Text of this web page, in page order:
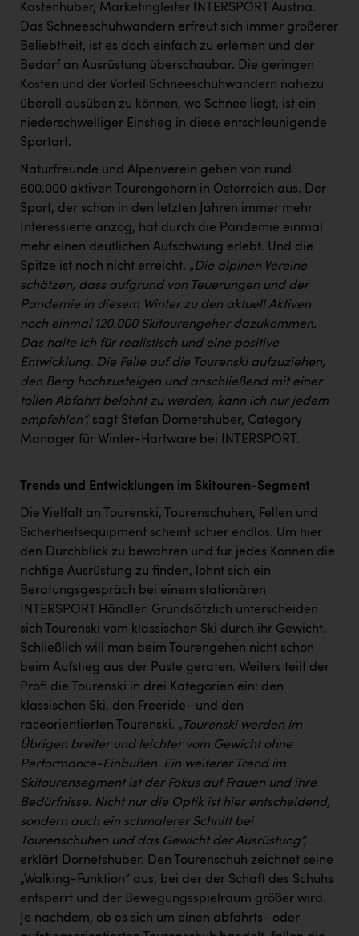
RUBBLE MASTER
Ruderclub Wels
SCRI - Salzburg Cancer Research Institute
SCHMACHTL GmbH
Schwingshandl - automation technology gmbh
Seher + Partner
Smurfit Westrock Nettingsdorf
TCL
TGW Logistics
TRAILOMAT & Cycling Austria
VERITAS
Vier Diamanten
Vorlagenportal
Wir besiegen Krebs
Wirtschaftskammer OÖ
ZULuft - Zukunft Luft Austria
z.l.ö.
Österreichisches Hebammengremium
Wirtschaftskammer OÖ Energiehandel
Dopgas
kunden basics
Kastenhuber, Marketingleiter INTERSPORT Austria.
Das Schneeschuhwandern erfreut sich immer größerer
Beliebtheit, ist es doch einfach zu erlernen und der
Bedarf an Ausrüstung überschaubar. Die geringen
Kosten und der Vorteil Schneeschuhwandern nahezu
überall ausüben zu können, wo Schnee liegt, ist ein
niederschwelliger Einstieg in diese entschleunigende
Sportart.
Naturfreunde und Alpenverein gehen von rund
600.000 aktiven Tourengehern in Österreich aus. Der
Sport, der schon in den letzten Jahren immer mehr
Interessierte anzog, hat durch die Pandemie einmal
mehr einen deutlichen Aufschwung erlebt. Und die
Spitze ist noch nicht erreicht. „Die alpinen Vereine
schätzen, dass aufgrund von Teuerungen und der
Pandemie in diesem Winter zu den aktuell Aktiven
noch einmal 120.000 Skitourengeher dazukommen.
Das halte ich für realistisch und eine positive
Entwicklung. Die Felle auf die Tourenski aufzuziehen,
den Berg hochzusteigen und anschließend mit einer
tollen Abfahrt belohnt zu werden, kann ich nur jedem
empfehlen“, sagt Stefan Dornetshuber, Category
Manager für Winter-Hartware bei INTERSPORT.
Trends und Entwicklungen im Skitouren-Segment
Die Vielfalt an Tourenski, Tourenschuhen, Fellen und
Sicherheitsequipment scheint schier endlos. Um hier
den Durchblick zu bewahren und für jedes Können die
richtige Ausrüstung zu finden, lohnt sich ein
Beratungsgespräch bei einem stationären
INTERSPORT Händler. Grundsätzlich unterscheiden
sich Tourenski vom klassischen Ski durch ihr Gewicht.
Schließlich will man beim Tourengehen nicht schon
beim Aufstieg aus der Puste geraten. Weiters teilt der
Profi die Tourenski in drei Kategorien ein: den
klassischen Ski, den Freeride- und den
raceorientierten Tourenski. „Tourenski werden im
Übrigen breiter und leichter vom Gewicht ohne
Performance-Einbußen. Ein weiterer Trend im
Skitourensegment ist der Fokus auf Frauen und ihre
Bedürfnisse. Nicht nur die Optik ist hier entscheidend,
sondern auch ein schmalerer Schnitt bei
Tourenschuhen und das Gewicht der Ausrüstung“,
erklärt Dornetshuber. Den Tourenschuh zeichnet seine
„Walking-Funktion“ aus, bei der der Schaft des Schuhs
entsperrt und der Bewegungsspielraum größer wird.
Je nachdem, ob es sich um einen abfahrts- oder